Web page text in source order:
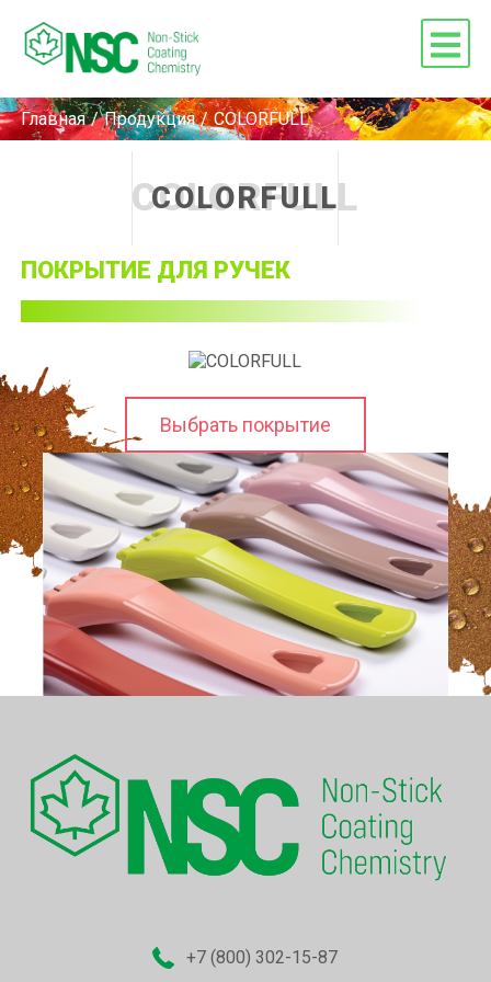
Главная / Продукция / COLORFULL
COLORFULL
COLORFULL
ПОКРЫТИЕ ДЛЯ РУЧЕК
Выбрать покрытие
+7 (800) 302-15-87